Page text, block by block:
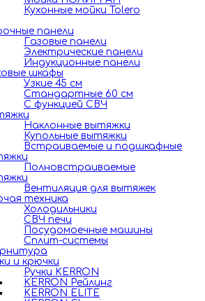
Кухонные мойки Tolero
панели
Газовые панели
Электрические панели
Индукционные панели
шкафы
Узкие 45 см
Стандартные 60 см
С функцией СВЧ
Наклонные вытяжки
Купольные вытяжки
Встраиваемые и подшкафные
Полновстраиваемые
Вентиляция для вытяжек
техника
Холодильники
СВЧ печи
Посудомоечные машины
Сплит-системы
и крючки
Ручки KERRON
KERRON Рейлинг
KERRON ELITE